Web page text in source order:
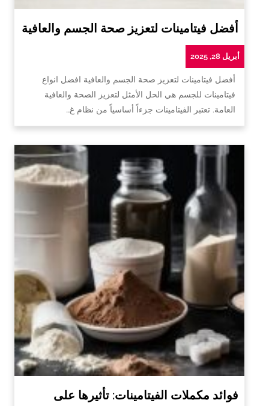
أفضل فيتامينات لتعزيز صحة الجسم والعافية
أبريل 28, 2025
أفضل فيتامينات لتعزيز صحة الجسم والعافية افضل انواع
فيتامينات للجسم هي الحل الأمثل لتعزيز الصحة والعافية
العامة. تعتبر الفيتامينات جزءاً أساسياً من نظام غ…
فوائد مكملات الفيتامينات: تأثيرها على